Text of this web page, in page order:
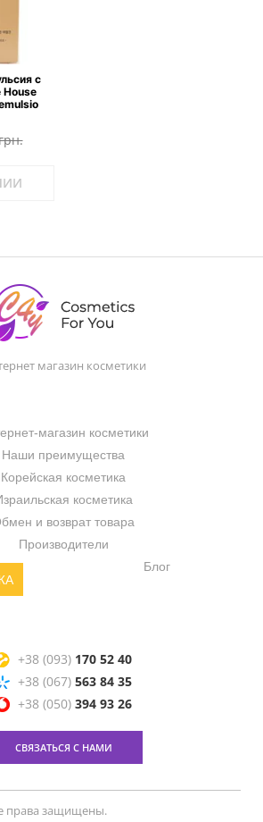
с
House
магазин косметики
магазин косметики
Наши преимущества
Корейская косметика
косметика
и возврат товара
Производители
Блог
+38 (093) 170 52 40
+38 (067) 563 84 35
+38 (050) 394 93 26
СВЯЗАТЬСЯ С НАМИ
права защищены.